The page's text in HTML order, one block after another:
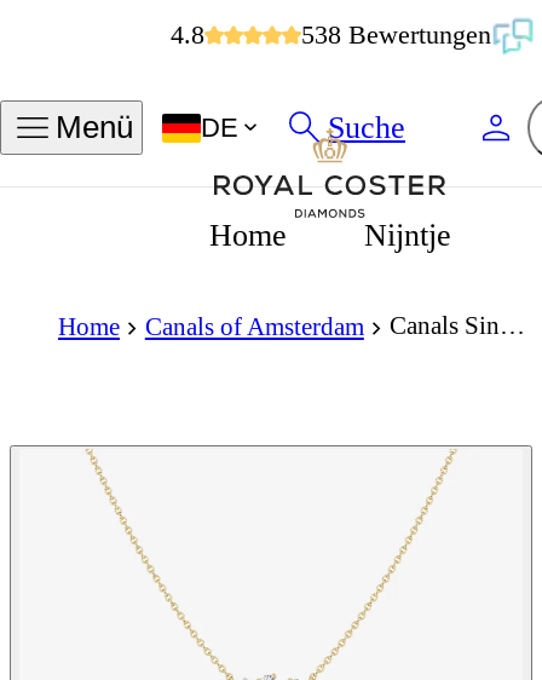
4.8 538 Bewertungen
Menü DE Suche
Home Nijntje
Home Canals of Amsterdam